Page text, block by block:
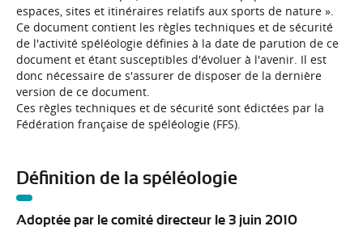
espaces, sites et itinéraires relatifs aux sports de nature ».
Ce document contient les règles techniques et de sécurité
de l'activité spéléologie définies à la date de parution de ce
document et étant susceptibles d'évoluer à l'avenir. Il est
donc nécessaire de s'assurer de disposer de la dernière
version de ce document.
Ces règles techniques et de sécurité sont édictées par la
Fédération française de spéléologie (FFS).
Définition de la spéléologie
Adoptée par le comité directeur le 3 juin 2010